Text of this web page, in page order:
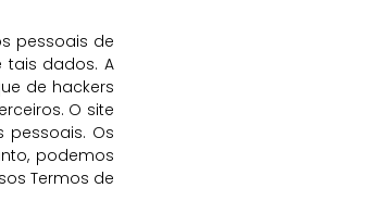
pessoais de
tais dados. A
de hackers
O site
Os
podemos
Termos de